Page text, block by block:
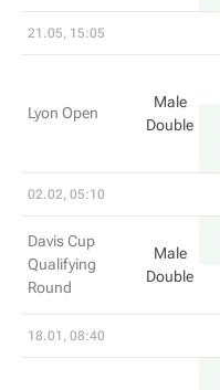
21.05, 15:05
Lyon Open
Male
Double
02.02, 05:10
Davis Cup
Qualifying
Round
Male
Double
18.01, 08:40